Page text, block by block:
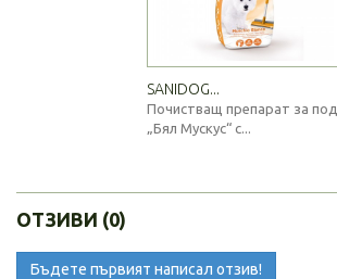
SANIDOG...
Почистващ препарат за под
„Бял Мускус“ с...
ОТЗИВИ (0)
Бъдете първият написал отзив!